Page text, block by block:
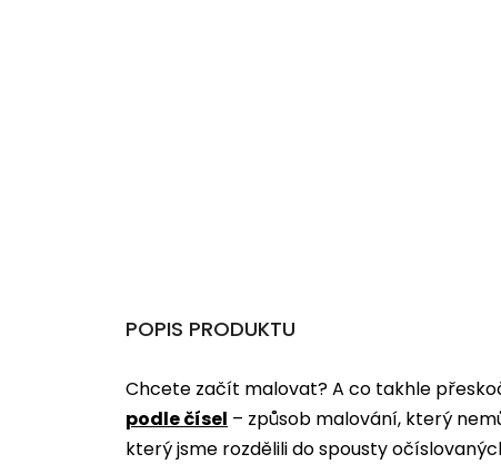
POPIS PRODUKTU
Chcete začít malovat? A co takhle
podle čísel ­­– způsob malování, který
který jsme rozdělili do spousty